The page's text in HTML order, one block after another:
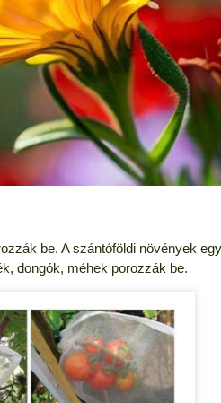
be. A szántóföldi növények
dongók, méhek porozzák be.